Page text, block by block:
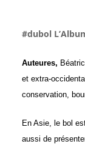
#dubol
Auteures,
et extra-
conservation,
En Asie, le bol
aussi de